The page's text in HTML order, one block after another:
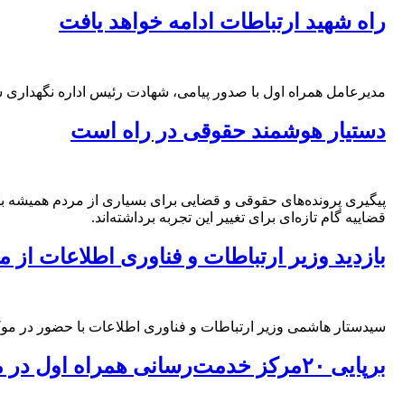
راه شهید ارتباطات ادامه خواهد یافت
مدیرعامل همراه اول با صدور پیامی، شهادت رئیس اداره
دستیار هوشمند حقوقی در راه است
پیگیری پرونده‌های حقوقی و قضایی برای بسیاری از مردم همیشه
قضاییه گام تازه‌ای برای تغییر این تجربه برداشته‌اند.
بازدید وزیر ارتباطات و فناوری اطلاعات
سیدستار هاشمی وزیر ارتباطات و فناوری اطلاعات با حضور در
برپایی ۲۰مرکز خدمت‌رسانی همراه اول در مسیر بدرقه رهبر شهید انقلاب